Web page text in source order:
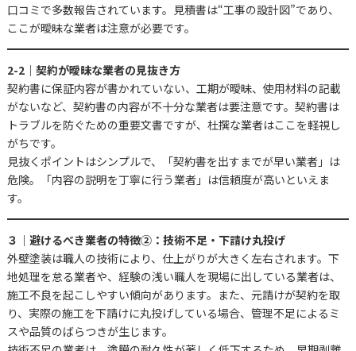
口コミで多数報告されています。見積書は“工事の設計図”であり、
ここが曖昧な業者は注意が必要です。
2-2｜契約が曖昧な業者の見抜き方
契約書に保証内容が書かれていない、工期が曖昧、使用材料の記載
がないなど、契約書の内容が不十分な業者は要注意です。契約書は
トラブルを防ぐための重要文書ですが、杜撰な業者はここを軽視し
がちです。
見抜くポイントはシンプルで、「契約書を出すまでが早い業者」は
危険。「内容の説明を丁寧に行う業者」は信頼度が高いといえま
す。
３｜避けるべき業者の特徴②：技術不足・下請け丸投げ
外壁塗装は職人の技術により、仕上がりが大きく左右されます。下
地処理を怠る業者や、経験の浅い職人を現場に出している業者は、
施工不良を起こしやすい傾向があります。また、元請けが契約を取
り、実際の施工を下請けに丸投げしている場合、管理不足によるミ
スや品質のばらつきが生じます。